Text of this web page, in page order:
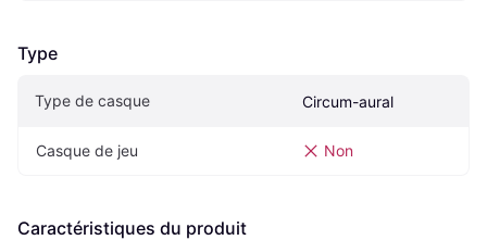
Type
Type de casque Circum-aural
Casque de jeu Non
Caractéristiques du produit